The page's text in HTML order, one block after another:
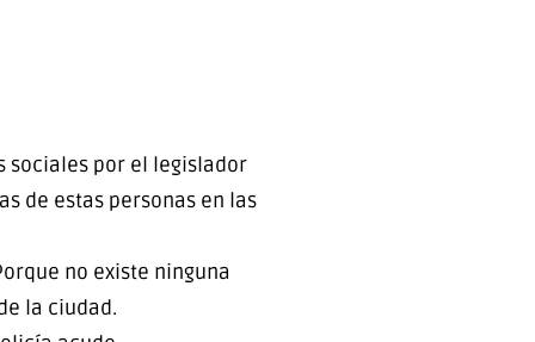
sociales por el legislador
de estas personas en las
no existe ninguna
la ciudad.